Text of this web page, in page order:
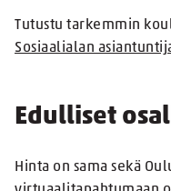
Tutustu tarkemmin
Sosiaalialan
Edulliset
Hinta on sama sekä